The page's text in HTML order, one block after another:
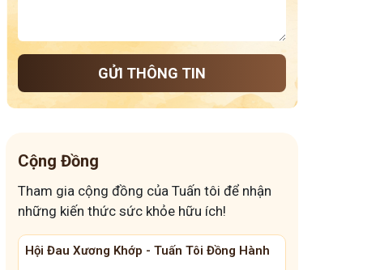
GỬI THÔNG TIN
Cộng Đồng
Tham gia cộng đồng của Tuấn tôi để nhận
những kiến thức sức khỏe hữu ích!
Hội Đau Xương Khớp - Tuấn Tôi Đồng Hành